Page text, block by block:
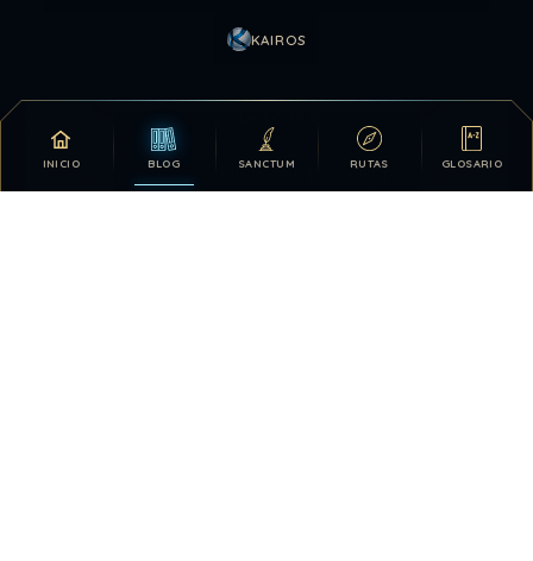
INICIO BLOG SANCTUM RUTAS GLOSARIO
KAIROS
Tu apoyo hace posible que DDLA siga creciendo.